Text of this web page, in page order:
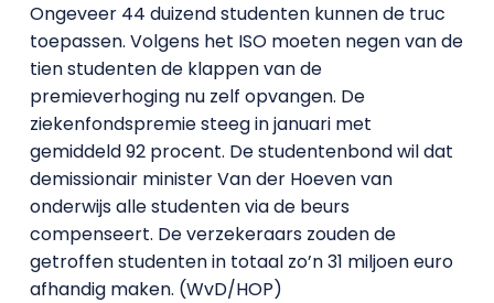
Ongeveer 44 duizend studenten kunnen de truc
toepassen. Volgens het ISO moeten negen van de
tien studenten de klappen van de
premieverhoging nu zelf opvangen. De
ziekenfondspremie steeg in januari met
gemiddeld 92 procent. De studentenbond wil dat
demissionair minister Van der Hoeven van
onderwijs alle studenten via de beurs
compenseert. De verzekeraars zouden de
getroffen studenten in totaal zo’n 31 miljoen euro
afhandig maken. (WvD/HOP)